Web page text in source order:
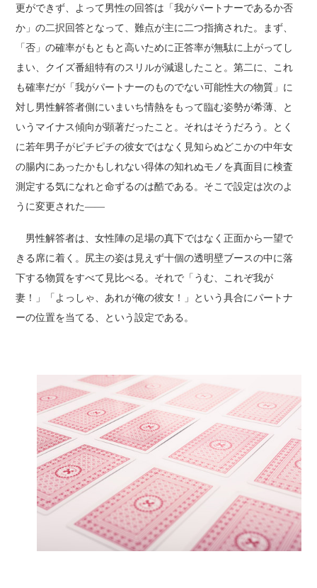
更ができず、よって男性の回答は「我がパートナーであるか否
か」の二択回答となって、難点が主に二つ指摘された。まず、
「否」の確率がもともと高いために正答率が無駄に上がってし
まい、クイズ番組特有のスリルが減退したこと。第二に、これ
も確率だが「我がパートナーのものでない可能性大の物質」に
対し男性解答者側にいまいち情熱をもって臨む姿勢が希薄、と
いうマイナス傾向が顕著だったこと。それはそうだろう。とく
に若年男子がピチピチの彼女ではなく見知らぬどこかの中年女
の腸内にあったかもしれない得体の知れぬモノを真面目に検査
測定する気になれと命ずるのは酷である。そこで設定は次のよ
うに変更された――
男性解答者は、女性陣の足場の真下ではなく正面から一望で
きる席に着く。尻主の姿は見えず十個の透明壁ブースの中に落
下する物質をすべて見比べる。それで「うむ、これぞ我が
妻！」「よっしゃ、あれが俺の彼女！」という具合にパートナ
ーの位置を当てる、という設定である。